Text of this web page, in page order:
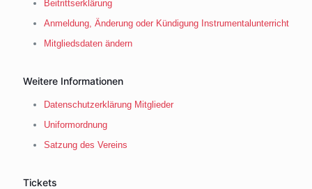
Beitrittserklärung
Anmeldung, Änderung oder Kündigung Instrumentalunterricht
Mitgliedsdaten ändern
Weitere Informationen
Datenschutzerklärung Mitglieder
Uniformordnung
Satzung des Vereins
Tickets